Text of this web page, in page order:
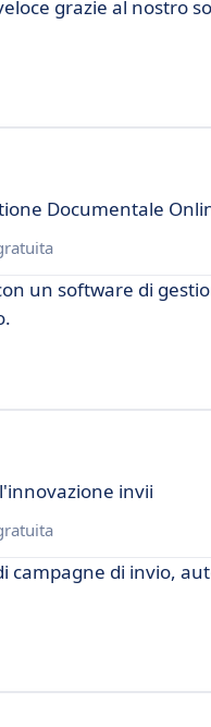
grazie al nostro
Documentale
un software di
invii
di invio,